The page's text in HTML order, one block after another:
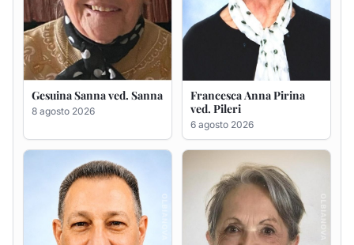
Gesuina Sanna ved. Sanna
8 agosto 2026
Francesca Anna Pirina
ved. Pileri
6 agosto 2026